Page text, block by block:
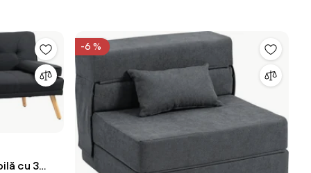
cu 3
-6 %